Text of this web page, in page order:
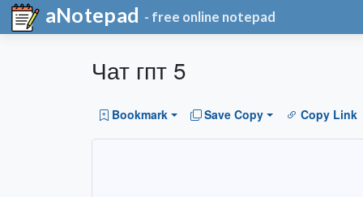
aNotepad - free online notepad
Чат гпт 5
Bookmark Save Copy Copy Link